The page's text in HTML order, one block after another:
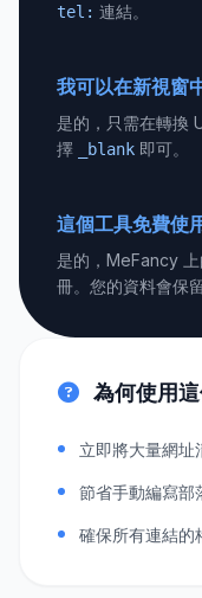
tel: 連結。
我可以在新視窗
是的，只需在轉換
擇
_blank 即可。
這個工具免費使
是的，MeFancy
冊。您的資料會保
為何使用這
立即將大量網址
節省手動編寫部
確保所有連結的